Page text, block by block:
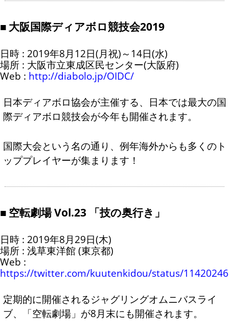
大阪国際ディアボロ競技会2019
日時 : 2019年8月12日(月祝)～14日(水)
場所 : 大阪市立東成区民センター(大阪府)
Web : http://diabolo.jp/OIDC/
日本ディアボロ協会が主催する、日本では最大の国
際ディアボロ競技会が今年も開催されます。
国際大会という名の通り、例年海外からも多くのト
ッププレイヤーが集まります！
空転劇場 Vol.23 「技の奥行き」
日時 : 2019年8月29日(木)
場所 : 浅草東洋館 (東京都)
Web :
https://twitter.com/kuutenkidou/status/
定期的に開催されるジャグリングオムニバスライ
ブ、「空転劇場」が8月末にも開催されます。